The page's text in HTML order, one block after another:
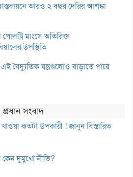
আরও ২ বছর দেরির আশঙ্কা
মাংসে অতিরিক্ত
উপস্থিতি
বৈদ্যুতিক যন্ত্রগুলোও বাড়াতে পারে
প্রধান সংবাদ
কতটা উপকারী ! জানুন বিস্তারিত
কেন দুমুখো নীতি?